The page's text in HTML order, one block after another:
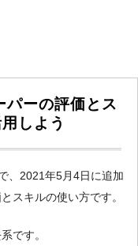
パーの評価とス
しよう
、2021年5月4日に追加
スキルの使い方です。
です。